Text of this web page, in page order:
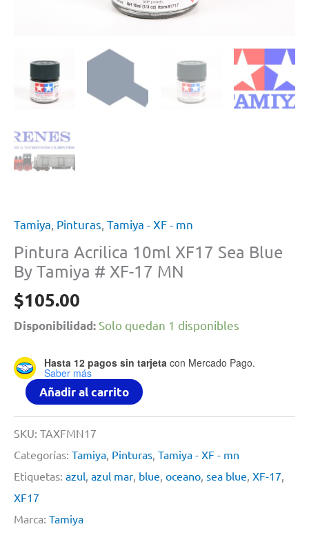
Tamiya, Pinturas, Tamiya - XF - mn
Pintura Acrilica 10ml XF17 Sea Blue
By Tamiya # XF-17 MN
$105.00
Disponibilidad: Solo quedan 1 disponibles
Hasta 12 pagos sin tarjeta con Mercado Pago.
Saber más
Pintura
10ml
XF17
Sea
Blue
By
Añadir al carrito
SKU: TAXFMN17
Categorías: Tamiya, Pinturas, Tamiya - XF - mn
Etiquetas: azul, azul mar, blue, oceano, sea blue, XF-17,
XF17
Marca: Tamiya